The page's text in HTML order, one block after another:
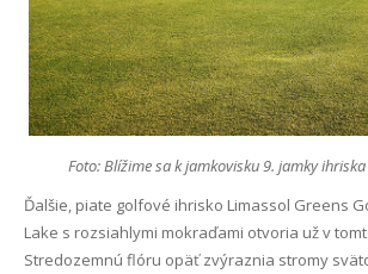
Foto: Blížime sa k jamkovisku 9. jamky
Ďalšie, piate golfové ihrisko Limassol Greens
Lake s rozsiahlymi mokraďami otvoria už v
Stredozemnú flóru opäť zvýraznia stromy